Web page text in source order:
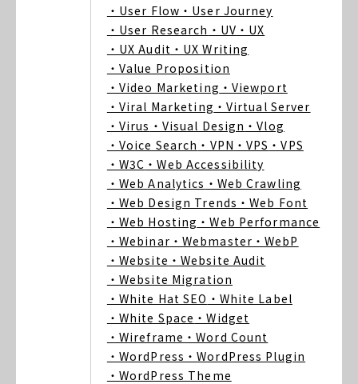
・User Flow ・User Journey
・User Research ・UV ・UX
・UX Audit ・UX Writing
・Value Proposition
・Video Marketing ・Viewport
・Viral Marketing ・Virtual Server
・Virus ・Visual Design ・Vlog
・Voice Search ・VPN ・VPS ・VPS
・W3C ・Web Accessibility
・Web Analytics ・Web Crawling
・Web Design Trends ・Web Font
・Web Hosting ・Web Performance
・Webinar ・Webmaster ・WebP
・Website ・Website Audit
・Website Migration
・White Hat SEO ・White Label
・White Space ・Widget
・Wireframe ・Word Count
・WordPress ・WordPress Plugin
・WordPress Theme